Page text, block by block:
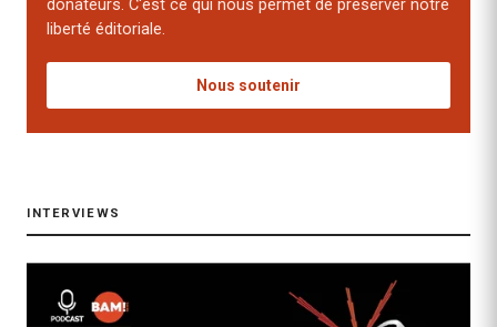
donateurs. C'est ce qui nous permet de préserver notre
liberté éditoriale.
Nous soutenir
INTERVIEWS